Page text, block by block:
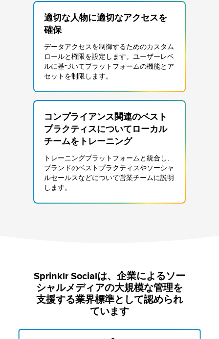
適切な人物に適切なアクセスを
確保
データアクセスを制御するためのカスタム
ロールと権限を設定します。ユーザーレベ
ルに基づいてプラットフォームの機能とア
セットを制限します。
コンプライアンス関連のベスト
プラクティスについてローカル
チームをトレーニング
トレーニングプラットフォームと統合し、
ブランドのベストプラクティスやソーシャ
ルセールスなどについて営業チームに説明
します。
Sprinklr Socialは、企業によるソー
シャルメディアの大規模な管理を
支援する業界標準として認められ
ています